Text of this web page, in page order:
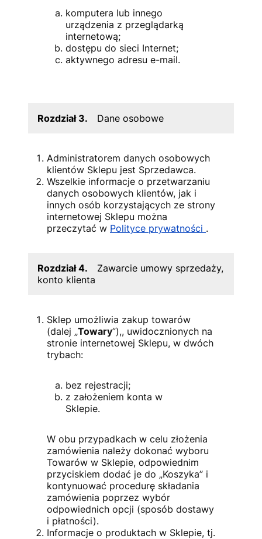
komputera lub innego
urządzenia z przeglądarką
internetową;
dostępu do sieci Internet;
aktywnego adresu e-mail.
Rozdział 3. Dane osobowe
Administratorem danych osobowych
klientów Sklepu jest Sprzedawca.
Wszelkie informacje o przetwarzaniu
danych osobowych klientów, jak i
innych osób korzystających ze strony
internetowej Sklepu można
przeczytać w Polityce prywatności .
Rozdział 4.
Zawarcie umowy sprzedaży,
konto klienta
Sklep umożliwia zakup towarów
(dalej „Towary”),, uwidocznionych na
stronie internetowej Sklepu, w dwóch
trybach:
bez rejestracji;
z założeniem konta w
Sklepie.
W obu przypadkach w celu złożenia
zamówienia należy dokonać wyboru
Towarów w Sklepie, odpowiednim
przyciskiem dodać je do „Koszyka” i
kontynuować procedurę składania
zamówienia poprzez wybór
odpowiednich opcji (sposób dostawy
i płatności).
Informacje o produktach w Sklepie, tj.